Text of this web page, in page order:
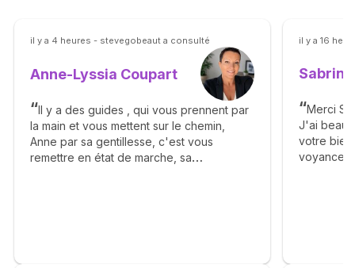
il y a 4 heures - stevegobeaut a consulté
Anne-Lyssia Coupart
Il y a des guides , qui vous prennent par
la main et vous mettent sur le chemin,
Anne par sa gentillesse, c'est vous
remettre en état de marche, sa
il y a 16
Merci
J'ai
votre
voyance.